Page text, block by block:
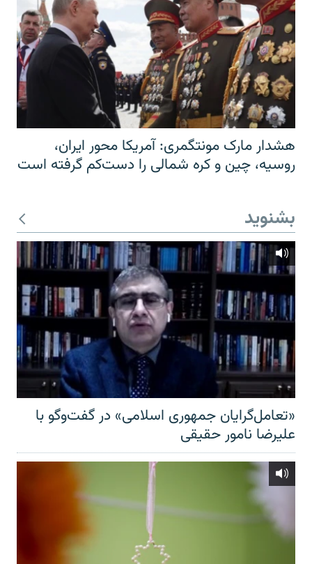
هشدار مارک مونتگمری: آمریکا محور ایران،
روسیه، چین و کره شمالی را دست‌کم گرفته است
بشنوید
«تعامل‌گرایان جمهوری اسلامی» در گفت‌وگو با
علیرضا نامور حقیقی